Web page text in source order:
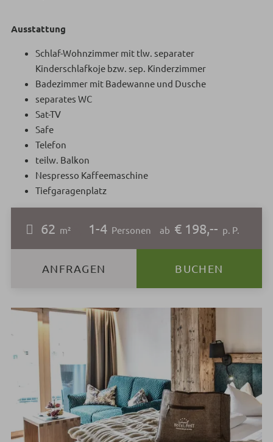
Ausstattung
Schlaf-Wohnzimmer mit tlw. separater
Kinderschlafkoje bzw. sep. Kinderzimmer
Badezimmer mit Badewanne und Dusche
separates WC
Sat-TV
Safe
Telefon
teilw. Balkon
Nespresso Kaffeemaschine
Tiefgaragenplatz
62 m² 1-4 Personen ab € 198,-- p. P.
ANFRAGEN BUCHEN